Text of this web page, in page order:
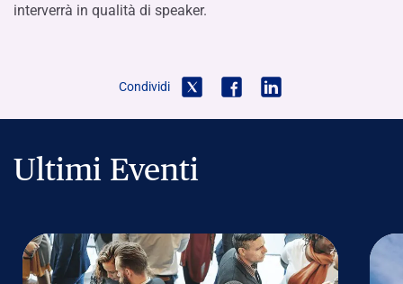
interverrà in qualità di speaker.
Condividi
Ultimi Eventi